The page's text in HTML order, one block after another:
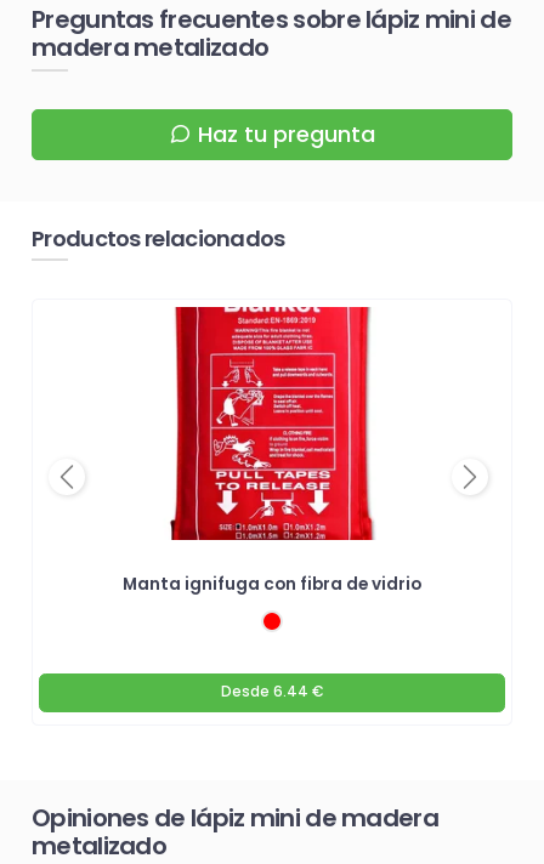
Preguntas frecuentes sobre lápiz mini de
madera metalizado
Haz tu pregunta
Productos relacionados
Manta ignifuga con fibra de vidrio
Desde 6.44 €
Previous Next
Opiniones de lápiz mini de madera
metalizado